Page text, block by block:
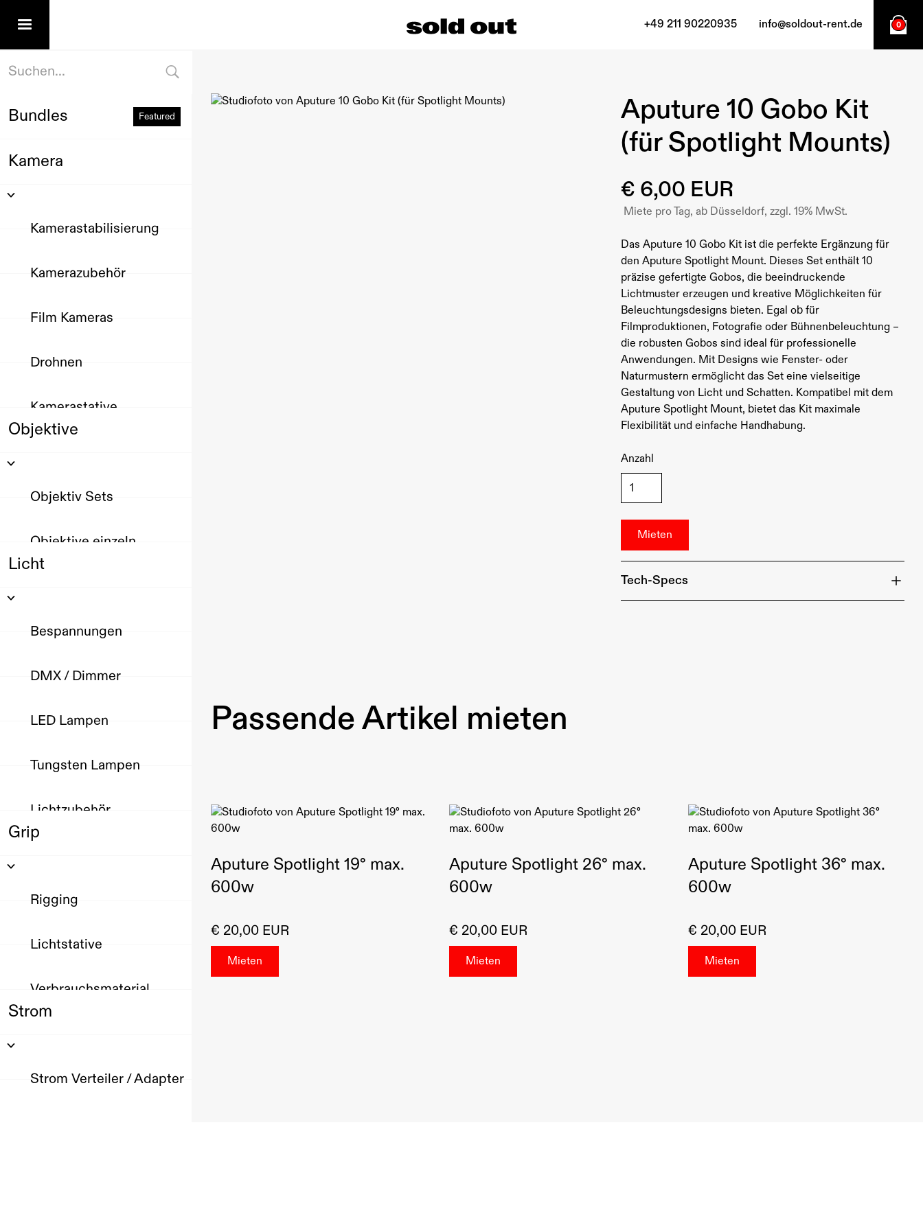
+49 211 90220935 info@soldout-rent.de 0
Bundles Featured
Kamera
Kamerastabilisierung
Kamerazubehör
Film Kameras
Drohnen
Kamerastative
Objektive
Objektiv Sets
Objektive einzeln
Licht
Bespannungen
DMX / Dimmer
LED Lampen
Tungsten Lampen
Lichtzubehör
Grip
Rigging
Lichtstative
Verbrauchsmaterial
Strom
Strom Verteiler / Adapter
Aputure 10 Gobo Kit
(für Spotlight Mounts)
€ 6,00 EUR
Miete pro Tag, ab Düsseldorf, zzgl. 19% MwSt.
Das Aputure 10 Gobo Kit ist die perfekte Ergänzung für
den Aputure Spotlight Mount. Dieses Set enthält 10
präzise gefertigte Gobos, die beeindruckende
Lichtmuster erzeugen und kreative Möglichkeiten für
Beleuchtungsdesigns bieten. Egal ob für
Filmproduktionen, Fotografie oder Bühnenbeleuchtung –
die robusten Gobos sind ideal für professionelle
Anwendungen. Mit Designs wie Fenster- oder
Naturmustern ermöglicht das Set eine vielseitige
Gestaltung von Licht und Schatten. Kompatibel mit dem
Aputure Spotlight Mount, bietet das Kit maximale
Flexibilität und einfache Handhabung.
Anzahl
Tech-Specs
Passende Artikel mieten
Aputure Spotlight 19° max.
600w
€ 20,00 EUR
Aputure Spotlight 26° max.
600w
€ 20,00 EUR
Aputure Spotlight 36° max.
600w
€ 20,00 EUR